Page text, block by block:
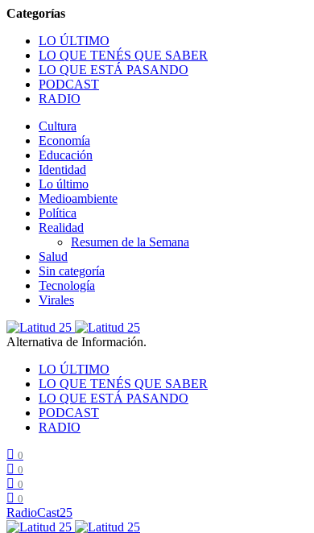
LO ÚLTIMO
LO QUE TENÉS QUE SABER
LO QUE ESTÁ PASANDO
PODCAST
RADIO
Cultura
Economía
Educación
Identidad
Lo último
Medioambiente
Política
Realidad
Resumen de la Semana
Salud
Sin categoría
Tecnología
Virales
Alternativa de Información.
LO ÚLTIMO
LO QUE TENÉS QUE SABER
LO QUE ESTÁ PASANDO
PODCAST
RADIO
0
0
0
0
RadioCast25